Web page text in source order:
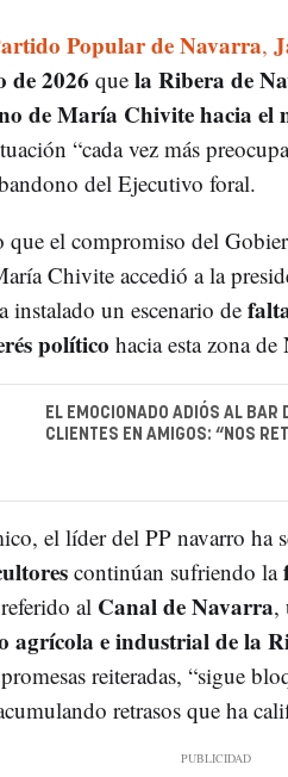
Popular de Navarra,
de 2026 que la Ribera de
de María Chivite hacia el
“cada vez más
del Ejecutivo foral.
que el compromiso del
Chivite accedió a la
instalado un escenario de
político hacia esta zona de
EL EMOCIONADO ADIÓS AL BAR
CLIENTES EN AMIGOS: “NOS
el líder del PP navarro ha
continúan sufriendo la
al Canal de Navarra,
agrícola e industrial de la
reiteradas, “sigue
retrasos que ha